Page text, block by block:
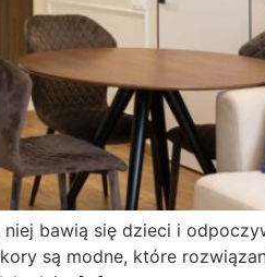
bawią się dzieci i
są modne, które